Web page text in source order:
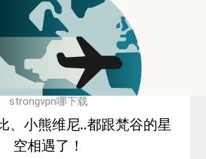
、小熊维尼..都跟梵谷的星
空相遇了！
2022 年 1 月 17 日by
strongvpn哪下载